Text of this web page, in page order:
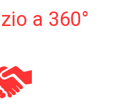
a 360°